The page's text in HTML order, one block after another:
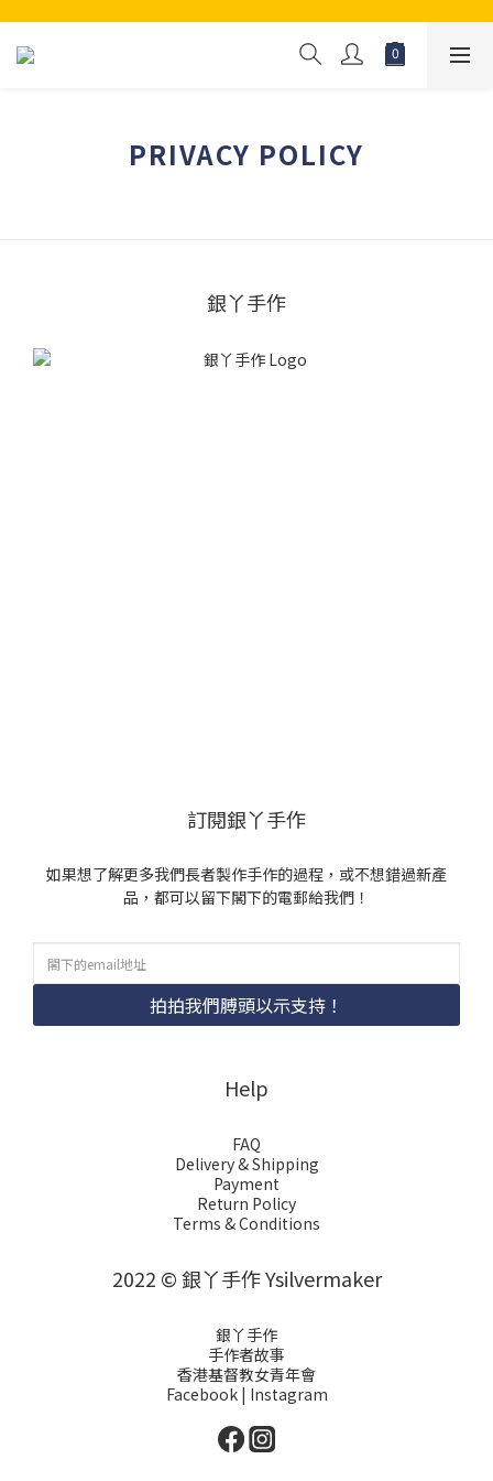
PRIVACY POLICY
銀丫手作
訂閱銀丫手作
如果想了解更多我們長者製作手作的過程，或不想錯過新產
品，都可以留下閣下的電郵給我們！
拍拍我們膊頭以示支持！
Help
FAQ
Delivery & Shipping
Payment
Return Policy
Terms & Conditions
2022 © 銀丫手作 Ysilvermaker
銀丫手作
手作者故事
香港基督教女青年會
Facebook | Instagram